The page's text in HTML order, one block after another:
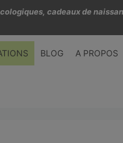
cadeaux de
BLOG A PROPOS